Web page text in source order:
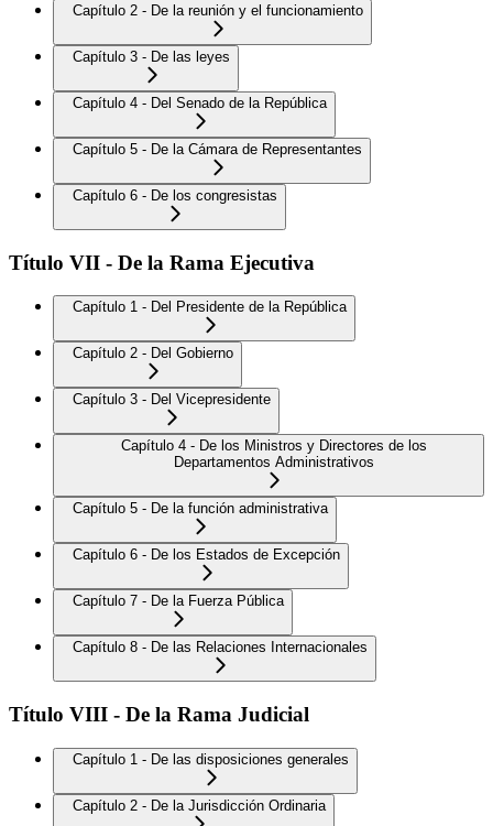
Capítulo 2 - De la reunión y el funcionamiento
Capítulo 3 - De las leyes
Capítulo 4 - Del Senado de la República
Capítulo 5 - De la Cámara de Representantes
Capítulo 6 - De los congresistas
Título VII - De la Rama Ejecutiva
Capítulo 1 - Del Presidente de la República
Capítulo 2 - Del Gobierno
Capítulo 3 - Del Vicepresidente
Capítulo 4 - De los Ministros y Directores de los
Departamentos Administrativos
Capítulo 5 - De la función administrativa
Capítulo 6 - De los Estados de Excepción
Capítulo 7 - De la Fuerza Pública
Capítulo 8 - De las Relaciones Internacionales
Título VIII - De la Rama Judicial
Capítulo 1 - De las disposiciones generales
Capítulo 2 - De la Jurisdicción Ordinaria